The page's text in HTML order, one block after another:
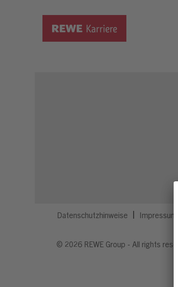
Datenschutzhinweise Impressum
© 2026 REWE Group - All rights